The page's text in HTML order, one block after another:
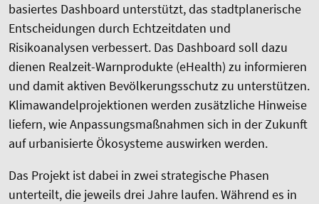
basiertes Dashboard unterstützt, das stadtplanerische
Entscheidungen durch Echtzeitdaten und
Risikoanalysen verbessert. Das Dashboard soll dazu
dienen Realzeit-Warnprodukte (eHealth) zu informieren
und damit aktiven Bevölkerungsschutz zu unterstützen.
Klimawandelprojektionen werden zusätzliche Hinweise
liefern, wie Anpassungsmaßnahmen sich in der Zukunft
auf urbanisierte Ökosysteme auswirken werden.
Das Projekt ist dabei in zwei strategische Phasen
unterteilt, die jeweils drei Jahre laufen. Während es in